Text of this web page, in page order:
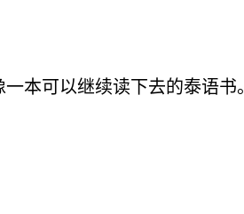
本可以继续读下去的泰语书。